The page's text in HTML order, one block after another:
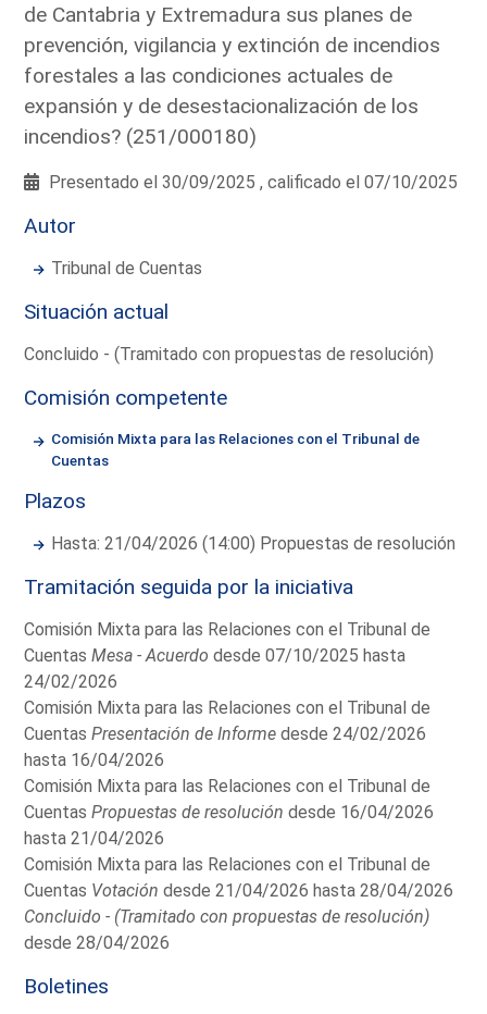
de Cantabria y Extremadura sus planes de
prevención, vigilancia y extinción de incendios
forestales a las condiciones actuales de
expansión y de desestacionalización de los
incendios? (251/000180)
Presentado el 30/09/2025 , calificado el 07/10/2025
Autor
Tribunal de Cuentas
Situación actual
Concluido - (Tramitado con propuestas de resolución)
Comisión competente
Comisión Mixta para las Relaciones con el Tribunal de
Cuentas
Plazos
Hasta: 21/04/2026 (14:00) Propuestas de resolución
Tramitación seguida por la iniciativa
Comisión Mixta para las Relaciones con el Tribunal de
CuentasMesa - Acuerdo desde 07/10/2025 hasta
24/02/2026
Comisión Mixta para las Relaciones con el Tribunal de
CuentasPresentación de Informe desde 24/02/2026
hasta 16/04/2026
Comisión Mixta para las Relaciones con el Tribunal de
CuentasPropuestas de resolución desde 16/04/2026
hasta 21/04/2026
Comisión Mixta para las Relaciones con el Tribunal de
Cuentas Votación desde 21/04/2026 hasta 28/04/2026
Concluido - (Tramitado con propuestas de resolución)
desde 28/04/2026
Boletines